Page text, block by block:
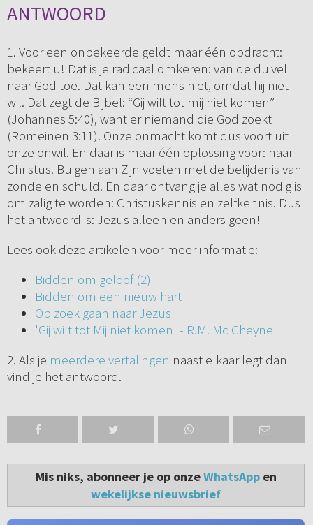
ANTWOORD
1. Voor een onbekeerde geldt maar één opdracht:
bekeert u! Dat is je radicaal omkeren: van de duivel
naar God toe. Dat kan een mens niet, omdat hij niet
wil. Dat zegt de Bijbel: “Gij wilt tot mij niet komen”
(Johannes 5:40), want er niemand die God zoekt
(Romeinen 3:11). Onze onmacht komt dus voort uit
onze onwil. En daar is maar één oplossing voor: naar
Christus. Buigen aan Zijn voeten met de belijdenis van
zonde en schuld. En daar ontvang je alles wat nodig is
om zalig te worden: Christuskennis en zelfkennis. Dus
het antwoord is: Jezus alleen en anders geen!
Lees ook deze artikelen voor meer informatie:
Bidden om geloof (2)
Bidden om een nieuw hart
Op zoek gaan naar Jezus
'Gij wilt tot Mij niet komen' - R.M. Mc Cheyne
2. Als je meerdere vertalingen naast elkaar legt dan
vind je het antwoord.
Mis niks, abonneer je op onzeWhatsAppen
wekelijkse nieuwsbrief